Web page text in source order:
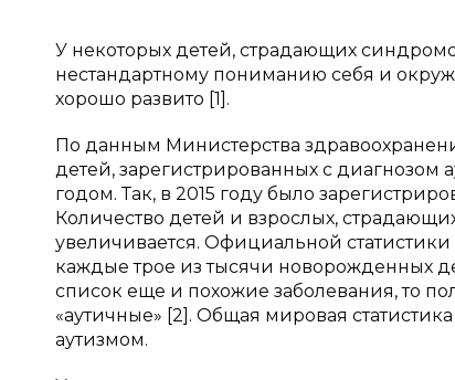
У некоторых детей, страдающих
нестандартному пониманию себя и
хорошо развито [1].
По данным Министерства
детей, зарегистрированных с диагнозом
годом. Так, в 2015 году было
Количество детей и взрослых,
увеличивается. Официальной
каждые трое из тысячи новорожденных
список еще и похожие заболевания, то
«аутичные» [2]. Общая мировая
аутизмом.